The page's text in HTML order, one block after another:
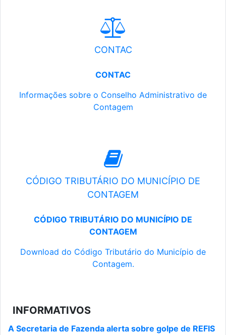
CONTAC
CONTAC
Informações sobre o Conselho Administrativo de
Contagem
CÓDIGO TRIBUTÁRIO DO MUNICÍPIO DE
CONTAGEM
CÓDIGO TRIBUTÁRIO DO MUNICÍPIO DE
CONTAGEM
Download do Código Tributário do Município de
Contagem.
INFORMATIVOS
A Secretaria de Fazenda alerta sobre golpe de REFIS